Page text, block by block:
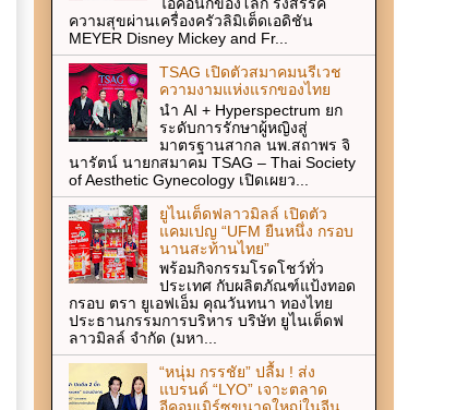
ความสุขผ่านเครื่องครัวลิมิเต็ดเอดิชัน
MEYER Disney Mickey and Fr...
TSAG เปิดตัวสมาคมนรีเวช
ความงามแห่งแรกของไทย
นำ AI + Hyperspectrum ยก
ระดับการรักษาผู้หญิงสู่
มาตรฐานสากล นพ.สถาพร จิ
นารัตน์ นายกสมาคม TSAG – Thai Society
of Aesthetic Gynecology เปิดเผยว...
ยูไนเต็ดฟลาวมิลล์ เปิดตัว
แคมเปญ “UFM ยืนหนึ่ง กรอบ
นานสะท้านไทย”
พร้อมกิจกรรมโรดโชว์ทั่ว
ประเทศ กับผลิตภัณฑ์แป้งทอด
กรอบ ตรา ยูเอฟเอ็ม คุณวันทนา ทองไทย
ประธานกรรมการบริหาร บริษัท ยูไนเต็ดฟ
ลาวมิลล์ จำกัด (มหา...
“หนุ่ม กรรชัย” ปลื้ม ! ส่ง
แบรนด์ “LYO” เจาะตลาด